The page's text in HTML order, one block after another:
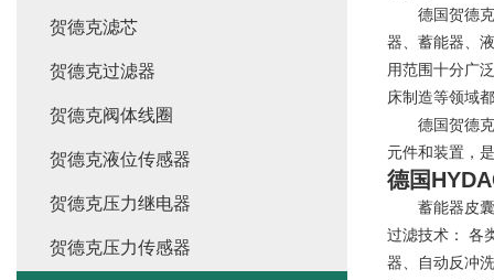
德国贺德克
器、蓄能器、
用范围十分广
床制造等领域
德国贺德克
元件和装置，
德国
蓄能器皮囊
过滤技术： 各
器、自动反冲
贺德克滤芯
贺德克过滤器
贺德克阀体线圈
贺德克液位传感器
贺德克压力继电器
贺德克压力传感器